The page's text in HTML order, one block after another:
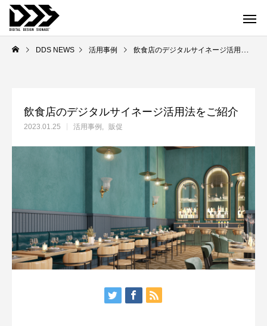
DDS NEWS 活用事例 飲食店のデジタルサイネージ活用法をご紹介
飲食店のデジタルサイネージ活用法をご紹介
2023.01.25 活用事例 販促